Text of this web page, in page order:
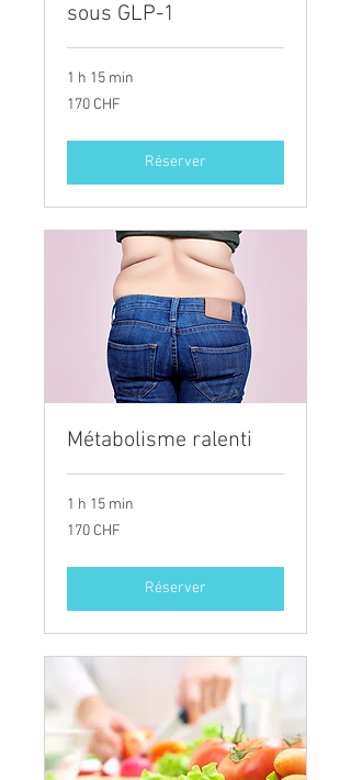
sous GLP-1
1 h 15 min
170
francs
170 CHF
Réserver
Métabolisme ralenti
1 h 15 min
170
francs
170 CHF
Réserver